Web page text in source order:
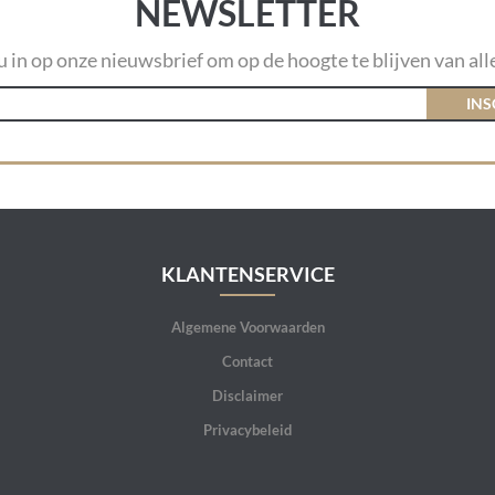
NEWSLETTER
in op onze nieuwsbrief om op de hoogte te blijven van
KLANTENSERVICE
Algemene Voorwaarden
Contact
Disclaimer
Privacybeleid